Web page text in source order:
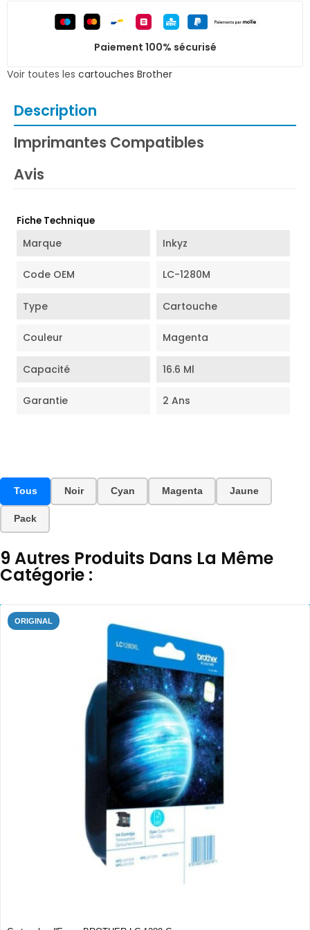
Paiement 100% sécurisé
Voir toutes les cartouches Brother
Description
Imprimantes Compatibles
Avis
Fiche Technique
Marque Inkyz
Code OEM LC-1280M
Type Cartouche
Couleur Magenta
Capacité 16.6 Ml
Garantie 2 Ans
Tous Noir Cyan Magenta Jaune
Pack
9 Autres Produits Dans La Même
Catégorie :
ORIGINAL